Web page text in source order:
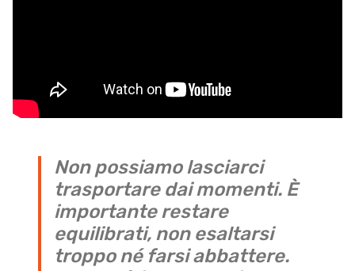
Non possiamo lasciarci
trasportare dai momenti. È
importante restare
equilibrati, non esaltarsi
troppo né farsi abbattere.